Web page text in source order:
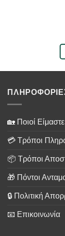
🏡 Ποιοί Είμαστε
💳 Τρόποι
📦 Τρόποι
🎁 Πόντοι
🔒 Πολιτική
📧 Επικοινωνία